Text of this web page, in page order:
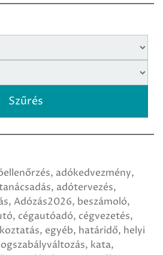
adókedvezmény
adótervezés
Adózás2026 beszámoló
cégautóadó cégvezetés
egyéb határidő helyi
kata